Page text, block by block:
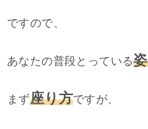
ですので、
あなたの普段とっている
まず座り方ですが、